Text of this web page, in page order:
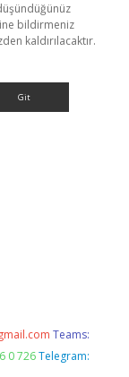
bildirmeniz
kaldırılacaktır.
Teams:
0 726 Telegram: